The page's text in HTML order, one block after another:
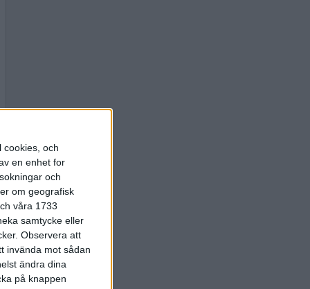
cookies, och
en enhet for
och
om geografisk
våra 1733
samtycke eller
Observera att
invända mot sådan
ändra dina
på knappen